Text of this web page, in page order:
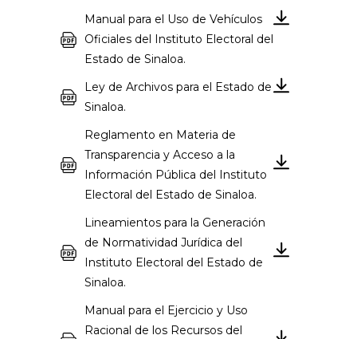
Manual para el Uso de Vehículos
Oficiales del Instituto Electoral del
Estado de Sinaloa.
Ley de Archivos para el Estado de
Sinaloa.
Reglamento en Materia de
Transparencia y Acceso a la
Información Pública del Instituto
Electoral del Estado de Sinaloa.
Lineamientos para la Generación
de Normatividad Jurídica del
Instituto Electoral del Estado de
Sinaloa.
Manual para el Ejercicio y Uso
Racional de los Recursos del